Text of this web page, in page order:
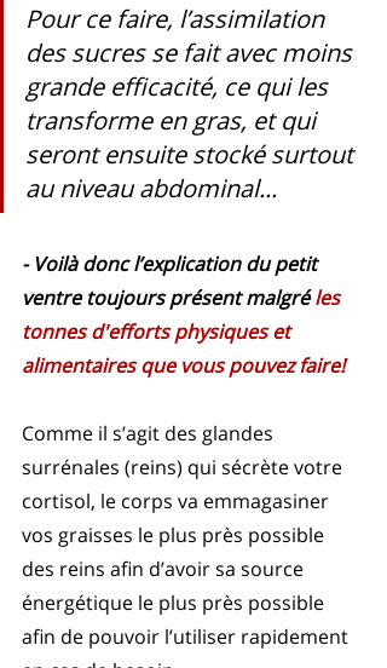
Pour ce faire, l’assimilation
des sucres se fait avec moins
grande efficacité, ce qui les
transforme en gras, et qui
seront ensuite stocké surtout
au niveau abdominal...
- Voilà donc l’explication du petit
ventre toujours présent malgré les
tonnes d'efforts physiques et
alimentaires que vous pouvez faire!
Comme il s’agit des glandes
surrénales (reins) qui sécrète votre
cortisol, le corps va emmagasiner
vos graisses le plus près possible
des reins afin d’avoir sa source
énergétique le plus près possible
afin de pouvoir l’utiliser rapidement